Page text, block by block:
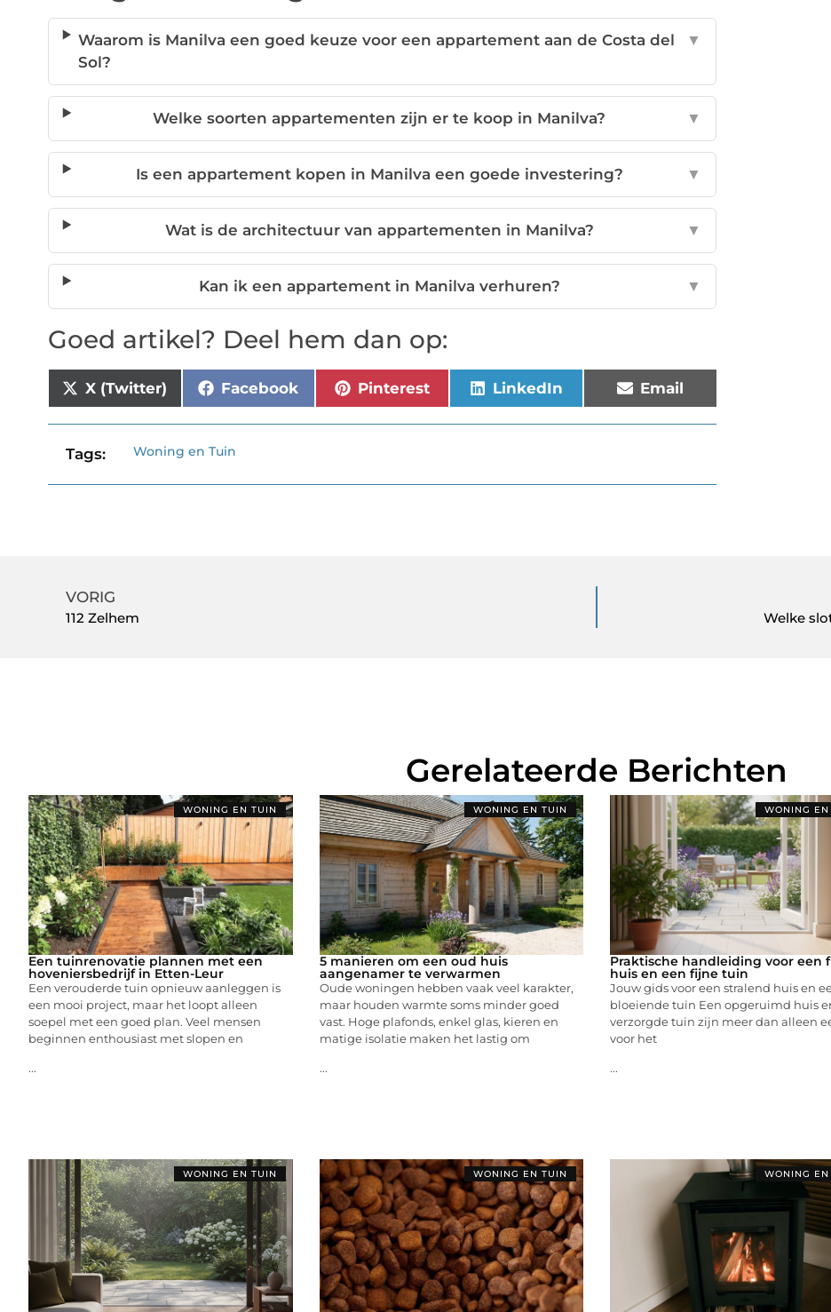
Waarom is Manilva een goed keuze voor een appartement aan de Costa del
Sol?
▼
Welke soorten appartementen zijn er te koop in Manilva? ▼
Is een appartement kopen in Manilva een goede investering? ▼
Wat is de architectuur van appartementen in Manilva? ▼
Kan ik een appartement in Manilva verhuren? ▼
Goed artikel? Deel hem dan op:
X (Twitter) Facebook Pinterest LinkedIn Email
Tags: Woning en Tuin
VORIG
112 Zelhem Welke
Gerelateerde Berichten
WONING EN TUIN
Een tuinrenovatie plannen met een
hoveniersbedrijf in Etten-Leur
Een verouderde tuin opnieuw aanleggen is
een mooi project, maar het loopt alleen
soepel met een goed plan. Veel mensen
beginnen enthousiast met slopen en
...
WONING EN TUIN
5 manieren om een oud huis
aangenamer te verwarmen
Oude woningen hebben vaak veel karakter,
maar houden warmte soms minder goed
vast. Hoge plafonds, enkel glas, kieren en
matige isolatie maken het lastig om
...
WONING EN
Praktische handleiding voor een
huis en een fijne tuin
Jouw gids voor een stralend huis en
bloeiende tuin Een opgeruimd huis
verzorgde tuin zijn meer dan alleen
voor het
...
WONING EN TUIN WONING EN TUIN WONING EN